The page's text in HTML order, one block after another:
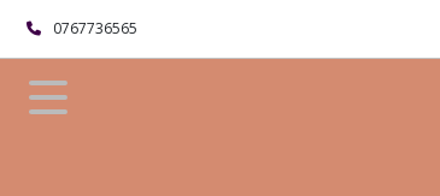
0767736565